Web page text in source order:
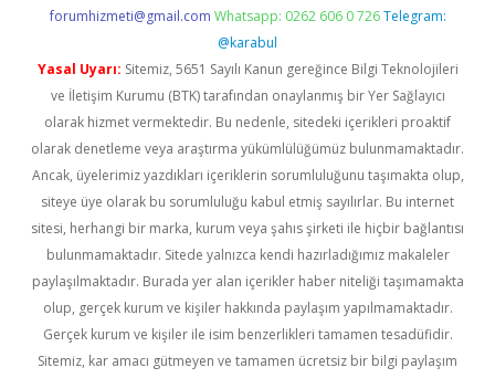
forumhizmeti@gmail.com Whatsapp: 0262 606 0 726 Telegram:
@karabul
Yasal Uyarı: Sitemiz, 5651 Sayılı Kanun gereğince Bilgi Teknolojileri
ve İletişim Kurumu (BTK) tarafından onaylanmış bir Yer Sağlayıcı
olarak hizmet vermektedir. Bu nedenle, sitedeki içerikleri proaktif
olarak denetleme veya araştırma yükümlülüğümüz bulunmamaktadır.
Ancak, üyelerimiz yazdıkları içeriklerin sorumluluğunu taşımakta olup,
siteye üye olarak bu sorumluluğu kabul etmiş sayılırlar. Bu internet
sitesi, herhangi bir marka, kurum veya şahıs şirketi ile hiçbir bağlantısı
bulunmamaktadır. Sitede yalnızca kendi hazırladığımız makaleler
paylaşılmaktadır. Burada yer alan içerikler haber niteliği taşımamakta
olup, gerçek kurum ve kişiler hakkında paylaşım yapılmamaktadır.
Gerçek kurum ve kişiler ile isim benzerlikleri tamamen tesadüfidir.
Sitemiz, kar amacı gütmeyen ve tamamen ücretsiz bir bilgi paylaşım